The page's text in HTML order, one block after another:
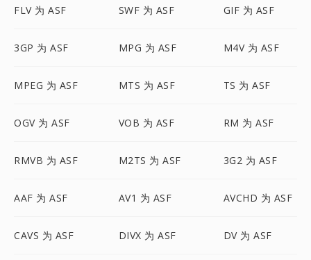
FLV 为 ASF SWF 为 ASF GIF 为 ASF
3GP 为 ASF MPG 为 ASF M4V 为 ASF
MPEG 为 ASF MTS 为 ASF TS 为 ASF
OGV 为 ASF VOB 为 ASF RM 为 ASF
RMVB 为 ASF M2TS 为 ASF 3G2 为 ASF
AAF 为 ASF AV1 为 ASF AVCHD 为 ASF
CAVS 为 ASF DIVX 为 ASF DV 为 ASF